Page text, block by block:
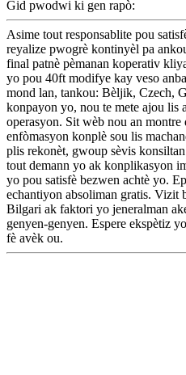
Gid pwodwi ki gen rapò:
Asime tout responsablite pou
reyalize pwogrè kontinyèl pa
final patnè pèmanan koperativ
yo pou 40ft modifye kay veso
mond lan, tankou: Bèljik, Czech,
konpayon yo, nou te mete ajou lis
operasyon. Sit wèb nou an montre
enfòmasyon konplè sou lis
plis rekonèt, gwoup sèvis
tout demann yo ak konplikasyon
yo pou satisfè bezwen achtè yo.
echantiyon absoliman gratis. Vizit
Bilgari ak faktori yo jeneralman
genyen-genyen. Espere ekspètiz
fè avèk ou.